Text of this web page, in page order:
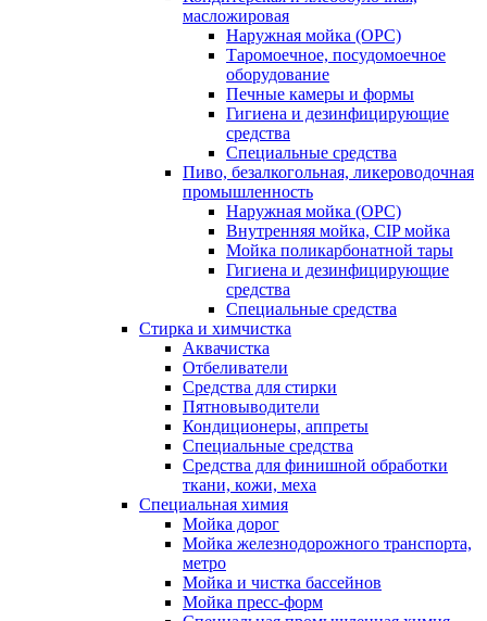
масложировая
Наружная мойка (ОРС)
Таромоечное, посудомоечное
оборудование
Печные камеры и формы
Гигиена и дезинфицирующие
средства
Специальные средства
Пиво, безалкогольная, ликероводочная
промышленность
Наружная мойка (ОРС)
Внутренняя мойка, CIP мойка
Мойка поликарбонатной тары
Гигиена и дезинфицирующие
средства
Специальные средства
Стирка и химчистка
Аквачистка
Отбеливатели
Средства для стирки
Пятновыводители
Кондиционеры, аппреты
Специальные средства
Средства для финишной обработки
ткани, кожи, меха
Специальная химия
Мойка дорог
Мойка железнодорожного транспорта,
метро
Мойка и чистка бассейнов
Мойка пресс-форм